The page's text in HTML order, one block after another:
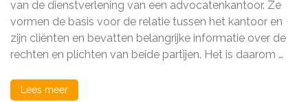
Voorwaarden
bij
een
Advocatenkantoor
van de dienstverlening van een advocatenkantoor. Ze
vormen de basis voor de relatie tussen het kantoor en
zijn cliënten en bevatten belangrijke informatie over de
rechten en plichten van beide partijen. Het is daarom …
Lees meer